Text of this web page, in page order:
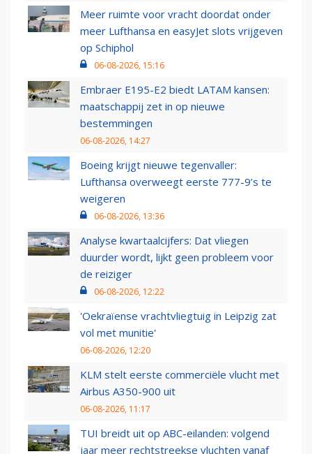
Meer ruimte voor vracht doordat onder
meer Lufthansa en easyJet slots vrijgeven
op Schiphol
06-08-2026, 15:16
Embraer E195-E2 biedt LATAM kansen:
maatschappij zet in op nieuwe
bestemmingen
06-08-2026, 14:27
Boeing krijgt nieuwe tegenvaller:
Lufthansa overweegt eerste 777-9’s te
weigeren
06-08-2026, 13:36
Analyse kwartaalcijfers: Dat vliegen
duurder wordt, lijkt geen probleem voor
de reiziger
06-08-2026, 12:22
'Oekraïense vrachtvliegtuig in Leipzig zat
vol met munitie'
06-08-2026, 12:20
KLM stelt eerste commerciële vlucht met
Airbus A350-900 uit
06-08-2026, 11:17
TUI breidt uit op ABC-eilanden: volgend
jaar meer rechtstreekse vluchten vanaf